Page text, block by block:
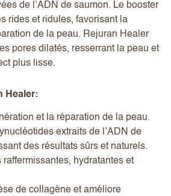
de l’ADN de saumon. Le booster
rides et ridules, favorisant la
de la peau. Rejuran Healer
pores dilatés, resserrant la peau et
plus lisse.
Healer:
et la réparation de la peau.
extraits de l’ADN de
des résultats sûrs et naturels.
raffermissantes, hydratantes et
de collagène et améliore